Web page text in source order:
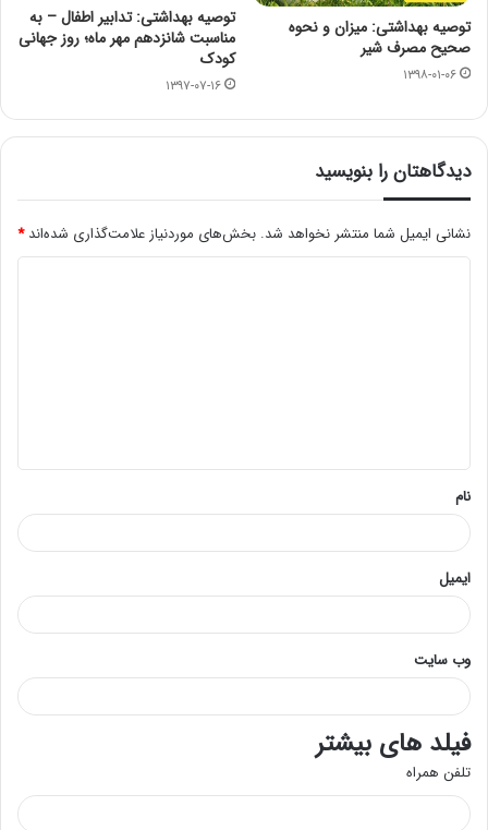
توصیه بهداشتی: میزان و نحوه
صحیح مصرف شیر
۱۳۹۸-۰۱-۰۶
توصیه بهداشتی: تدابیر اطفال – به
مناسبت شانزدهم مهر ماه؛ روز جهانی
کودک
۱۳۹۷-۰۷-۱۶
دیدگاهتان را بنویسید
نشانی ایمیل شما منتشر نخواهد شد. بخش‌های موردنیاز علامت‌گذاری شده‌اند*
*
نام
ایمیل
وب‌ سایت
فیلد های بیشتر
تلفن همراه